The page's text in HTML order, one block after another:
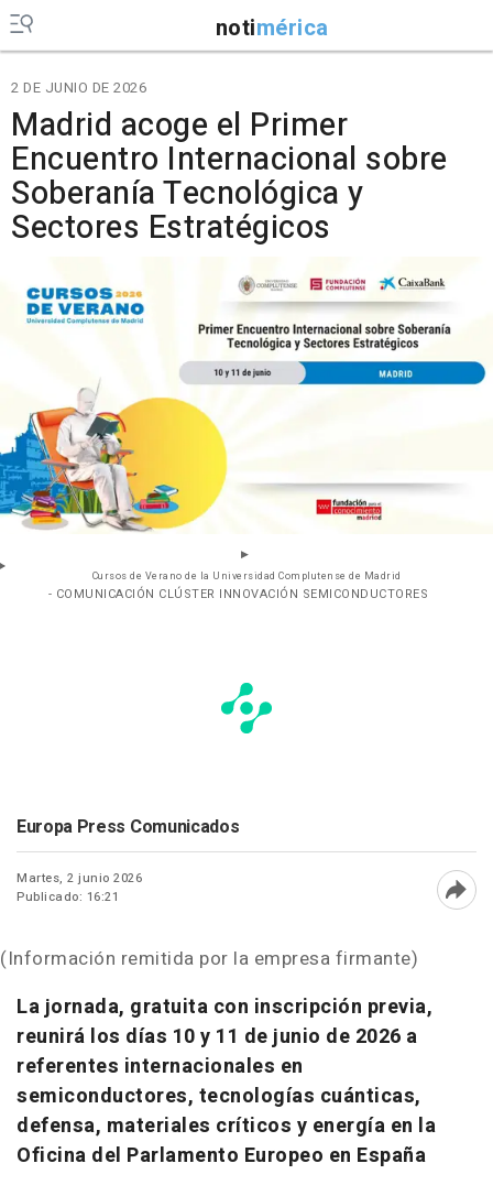
notimérica
2 DE JUNIO DE 2026
Madrid acoge el Primer
Encuentro Internacional sobre
Soberanía Tecnológica y
Sectores Estratégicos
Cursos de Verano de la Universidad Complutense de Madrid
- COMUNICACIÓN CLÚSTER INNOVACIÓN SEMICONDUCTORES
Europa Press Comunicados
Martes, 2 junio 2026
Publicado: 16:21
(Información remitida por la empresa firmante)
La jornada, gratuita con inscripción previa,
reunirá los días 10 y 11 de junio de 2026 a
referentes internacionales en
semiconductores, tecnologías cuánticas,
defensa, materiales críticos y energía en la
Oficina del Parlamento Europeo en España